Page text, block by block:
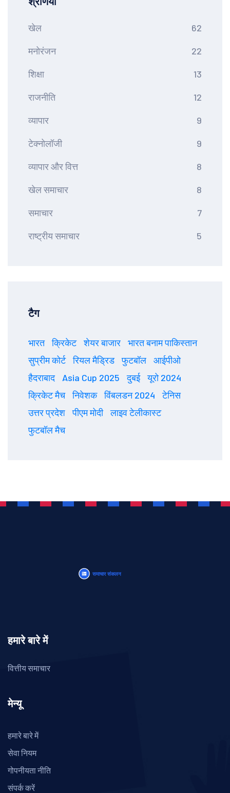
खेल 62
मनोरंजन 22
शिक्षा 13
राजनीति 12
व्यापार 9
टेक्नोलॉजी 9
व्यापार और वित्त 8
खेल समाचार 8
समाचार 7
राष्ट्रीय समाचार 5
टैग
भारत क्रिकेट शेयर बाजार
भारत बनाम पाकिस्तान
सुप्रीम कोर्ट
रियल मैड्रिड फुटबॉल
आईपीओ
हैदराबाद
Asia Cup 2025 दुबई
यूरो 2024
क्रिकेट मैच
निवेशक विंबलडन 2024
टेनिस
उत्तर प्रदेश
पीएम मोदी
लाइव टेलीकास्ट
फुटबॉल मैच
हमारे बारे में
वित्तीय समाचार
मेन्यू
हमारे बारे में
सेवा नियम
गोपनीयता नीति
संपर्क करें